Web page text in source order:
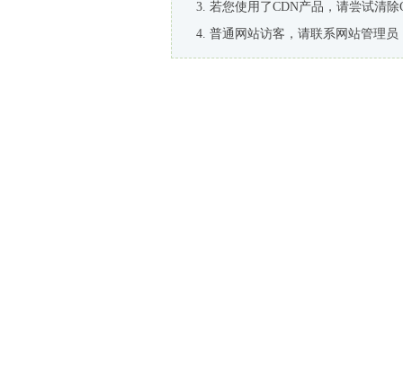
若您使用了CDN产品，请尝试清除
普通网站访客，请联系网站管理员